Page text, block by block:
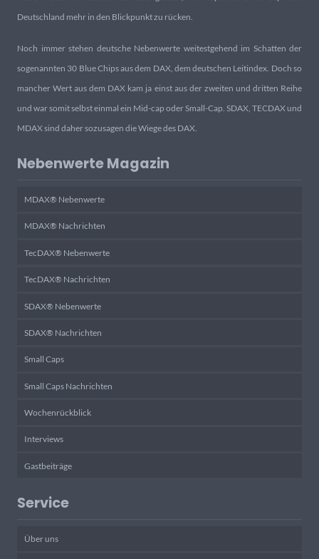
Deutschland mehr in den Blickpunkt zu rücken.
Noch immer stehen deutsche Nebenwerte weitestgehend im Schatten der
sogenannten 30 Blue Chips aus dem DAX, dem deutschen Leitindex. Doch so
mancher Wert aus dem DAX kam ja einst aus der zweiten und dritten Reihe
und war somit selbst einmal ein Mid-cap oder Small-Cap. SDAX, TECDAX und
MDAX sind daher sozusagen die Wiege des DAX.
Nebenwerte Magazin
MDAX® Nebenwerte
MDAX® Nachrichten
TecDAX® Nebenwerte
TecDAX® Nachrichten
SDAX® Nebenwerte
SDAX® Nachrichten
Small Caps
Small Caps Nachrichten
Wochenrückblick
Interviews
Gastbeiträge
Service
Über uns